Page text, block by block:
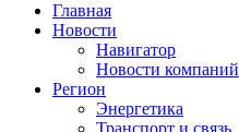
Главная
Новости
Навигатор
Новости компаний
Регион
Энергетика
Транспорт и связь